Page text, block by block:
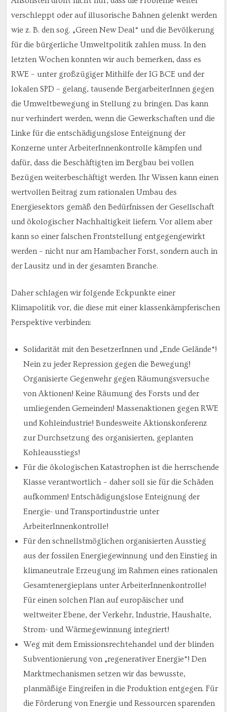
verschleppt oder auf illusorische Bahnen gelenkt werden
wie z. B. den sog. „Green New Deal“ und die Bevölkerung
für die bürgerliche Umweltpolitik zahlen muss. In den
letzten Wochen konnten wir auch bemerken, dass es
RWE – unter großzügiger Mithilfe der IG BCE und der
lokalen SPD – gelang, tausende BergarbeiterInnen gegen
die Umweltbewegung in Stellung zu bringen. Das kann
nur verhindert werden, wenn die Gewerkschaften und die
Linke für die entschädigungslose Enteignung der
Konzerne unter ArbeiterInnenkontrolle kämpfen und
dafür, dass die Beschäftigten im Bergbau bei vollen
Bezügen weiterbeschäftigt werden. Ihr Wissen kann einen
wertvollen Beitrag zum rationalen Umbau des
Energiesektors gemäß den Bedürfnissen der Gesellschaft
und ökologischer Nachhaltigkeit liefern. Vor allem aber
kann so einer falschen Frontstellung entgegengewirkt
werden – nicht nur am Hambacher Forst, sondern auch in
der Lausitz und in der gesamten Branche.
Daher schlagen wir folgende Eckpunkte einer
Klimapolitik vor, die diese mit einer klassenkämpferischen
Perspektive verbinden:
Solidarität mit den BesetzerInnen und „Ende Gelände“!
Nein zu jeder Repression gegen die Bewegung!
Organisierte Gegenwehr gegen Räumungsversuche
von Aktionen! Keine Räumung des Forsts und der
umliegenden Gemeinden! Massenaktionen gegen RWE
und Kohleindustrie! Bundesweite Aktionskonferenz
zur Durchsetzung des organisierten, geplanten
Kohleausstiegs!
Für die ökologischen Katastrophen ist die herrschende
Klasse verantwortlich – daher soll sie für die Schäden
aufkommen! Entschädigungslose Enteignung der
Energie- und Transportindustrie unter
ArbeiterInnenkontrolle!
Für den schnellstmöglichen organisierten Ausstieg
aus der fossilen Energiegewinnung und den Einstieg in
klimaneutrale Erzeugung im Rahmen eines rationalen
Gesamtenergieplans unter ArbeiterInnenkontrolle!
Für einen solchen Plan auf europäischer und
weltweiter Ebene, der Verkehr, Industrie, Haushalte,
Strom- und Wärmegewinnung integriert!
Weg mit dem Emissionsrechtehandel und der blinden
Subventionierung von „regenerativer Energie“! Den
Marktmechanismen setzen wir das bewusste,
planmäßige Eingreifen in die Produktion entgegen. Für
die Förderung von Energie und Ressourcen sparenden